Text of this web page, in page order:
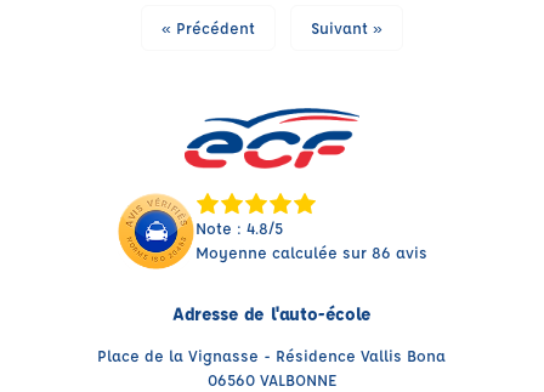
« Précédent Suivant »
Note : 4.8/5
Moyenne calculée sur 86 avis
Adresse de l'auto-école
Place de la Vignasse - Résidence Vallis Bona
06560 VALBONNE